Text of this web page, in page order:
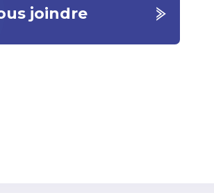
joindre